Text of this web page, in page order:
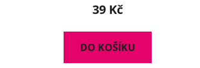
39 Kč
DO KOŠÍKU